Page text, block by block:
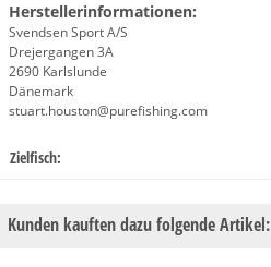
Herstellerinformationen:
Svendsen Sport A/S
Drejergangen 3A
2690 Karlslunde
Dänemark
stuart.houston@purefishing.com
Produkteigenschaft
Wert
Zielfisch:
Kunden kauften dazu folgende Artikel: